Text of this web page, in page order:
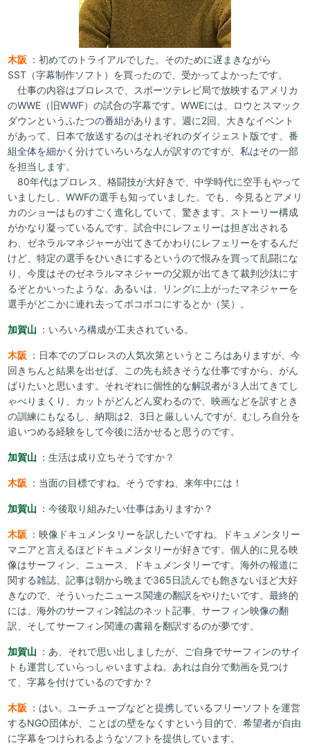
木阪 ：初めてのトライアルでした。そのために遅まきながら
SST（字幕制作ソフト）を買ったので、受かってよかったです。
仕事の内容はプロレスで、スポーツテレビ局で放映するアメリカ
のWWE（旧WWF）の試合の字幕です。WWEには、ロウとスマック
ダウンというふたつの番組があります。週に2回、大きなイベント
があって、日本で放送するのはそれぞれのダイジェスト版です。番
組全体を細かく分けていろいろな人が訳すのですが、私はその一部
を担当します。
80年代はプロレス、格闘技が大好きで、中学時代に空手もやって
いましたし、WWFの選手も知っていました。でも、今見るとアメリ
カのショーはものすごく進化していて、驚きます。ストーリー構成
がかなり凝っているんです。試合中にレフェリーは担ぎ出される
わ、ゼネラルマネジャーが出てきてかわりにレフェリーをするんだ
けど、特定の選手をひいきにするというので恨みを買って乱闘にな
り、今度はそのゼネラルマネジャーの父親が出てきて裁判沙汰にす
るぞとかいったような。あるいは、リングに上がったマネジャーを
選手がどこかに連れ去ってボコボコにするとか（笑）。
加賀山 ：いろいろ構成が工夫されている。
木阪 ：日本でのプロレスの人気次第というところはありますが、今
回きちんと結果を出せば、この先も続きそうな仕事ですから、がん
ばりたいと思います。それぞれに個性的な解説者が３人出てきてし
ゃべりまくり、カットがどんどん変わるので、映画などを訳すとき
の訓練にもなるし、納期は2、3日と厳しいんですが、むしろ自分を
追いつめる経験をして今後に活かせると思うのです。
加賀山 ：生活は成り立ちそうですか？
木阪 ：当面の目標ですね。そうですね、来年中には！
加賀山 ：今後取り組みたい仕事はありますか？
木阪 ：映像ドキュメンタリーを訳したいですね。ドキュメンタリー
マニアと言えるほどドキュメンタリーが好きです。個人的に見る映
像はサーフィン、ニュース、ドキュメンタリーです。海外の報道に
関する雑誌、記事は朝から晩まで365日読んでも飽きないほど大好
きなので、そういったニュース関連の翻訳をやりたいです。最終的
には、海外のサーフィン雑誌のネット記事、サーフィン映像の翻
訳、そしてサーフィン関連の書籍を翻訳するのが夢です。
加賀山 ：あ、それで思い出しましたが、ご自身でサーフィンのサイ
トも運営していらっしゃいますよね。あれは自分で動画を見つけ
て、字幕を付けているのですか？
木阪 ：はい。ユーチューブなどと提携しているフリーソフトを運営
するNGO団体が、ことばの壁をなくすという目的で、希望者が自由
に字幕をつけられるようなソフトを提供しています。